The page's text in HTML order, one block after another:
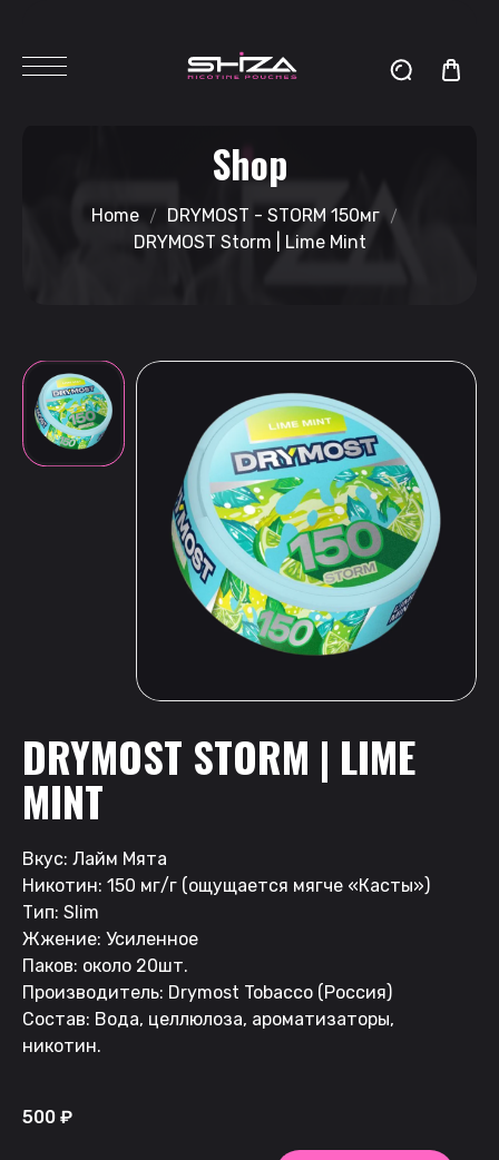
Shop
Home
DRYMOST - STORM 150мг
DRYMOST Storm | Lime Mint
DRYMOST STORM | LIME
MINT
Вкус: Лайм Мята
Никотин: 150 мг/г (ощущается мягче «Касты»)
Тип: Slim
Жжение: Усиленное
Паков: около 20шт.
Производитель: Drymost Tobacco (Россия)
Состав: Вода, целлюлоза, ароматизаторы,
никотин.
500 ₽